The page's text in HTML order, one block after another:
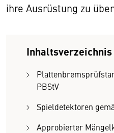
ihre Ausrüstung zu
Inhaltsverzeichnis
PBStV
Spieldetektoren
Approbierter